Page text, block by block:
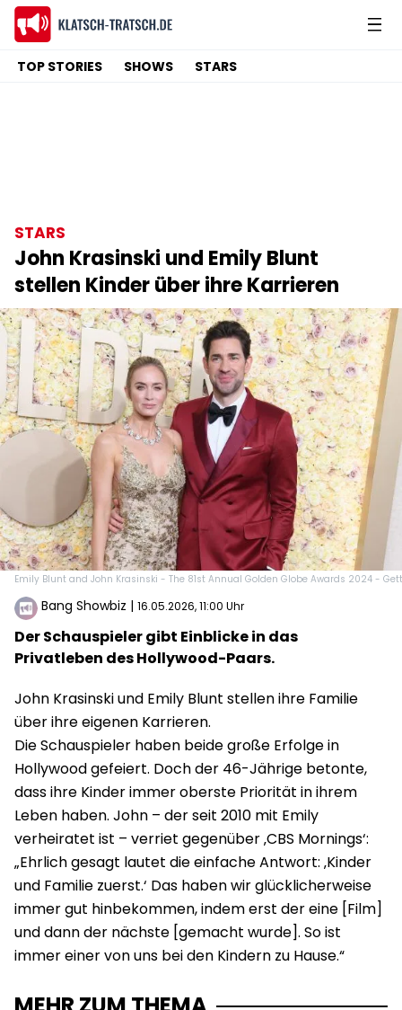
TOP STORIES SHOWS STARS
STARS
John Krasinski und Emily Blunt
stellen Kinder über ihre Karrieren
Emily Blunt and John Krasinski - The 81st Annual Golden Globe Awards 2024 -
Bang Showbiz | 16.05.2026, 11:00 Uhr
Der Schauspieler gibt Einblicke in das
Privatleben des Hollywood-Paars.
John Krasinski und Emily Blunt stellen ihre Familie
über ihre eigenen Karrieren.
Die Schauspieler haben beide große Erfolge in
Hollywood gefeiert. Doch der 46-Jährige betonte,
dass ihre Kinder immer oberste Priorität in ihrem
Leben haben. John – der seit 2010 mit Emily
verheiratet ist – verriet gegenüber ‚CBS Mornings‘:
„Ehrlich gesagt lautet die einfache Antwort: ‚Kinder
und Familie zuerst.‘ Das haben wir glücklicherweise
immer gut hinbekommen, indem erst der eine [Film]
und dann der nächste [gemacht wurde]. So ist
immer einer von uns bei den Kindern zu Hause.“